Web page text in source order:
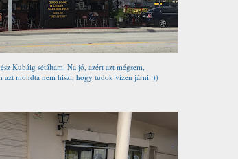
Kubáig sétáltam. Na jó, azért azt mégsem,
azt mondta nem hiszi, hogy tudok vízen járni :))